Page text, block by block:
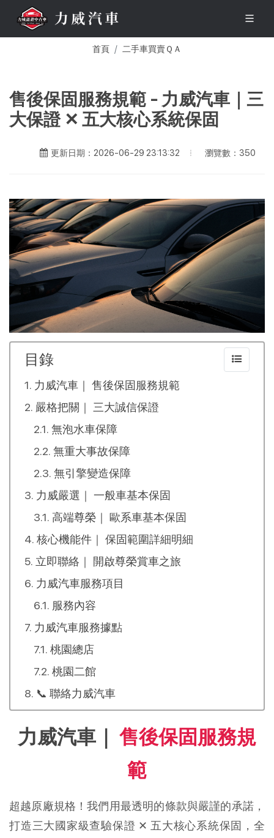
首頁 二手車買賣ＱＡ
售後保固服務規範 - 力威汽車｜三
大保證 ✕ 五大核心系統保固
更新日期：2026-06-29 23:13:32 瀏覽數：350
目錄
力威汽車｜ 售後保固服務規範
嚴格把關｜ 三大誠信保證
無泡水車保障
無重大事故保障
無引擎變造保障
力威嚴選｜ 一般車基本保固
高端尊榮｜ 歐系車基本保固
核心機能件｜ 保固範圍詳細明細
立即聯絡｜ 開啟尊榮賞車之旅
力威汽車服務項目
服務內容
力威汽車服務據點
桃園總店
桃園二館
📞 聯絡力威汽車
力威汽車｜ 售後保固服務規
範
超越原廠規格！我們用最透明的條款與嚴謹的承諾，
打造三大國家級查驗保證 ✕ 五大核心系統保固，全